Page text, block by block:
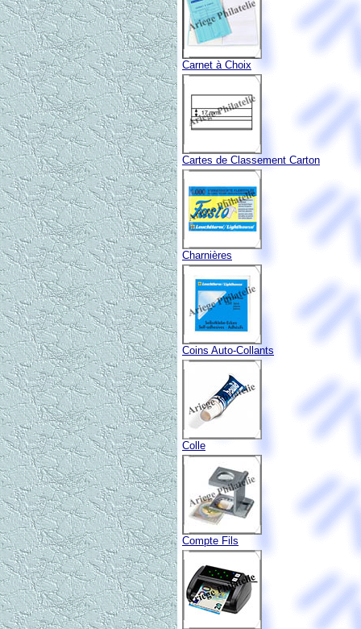
Carnet à Choix
Cartes de Classement Carton
Charnières
Coins Auto-Collants
Colle
Compte Fils